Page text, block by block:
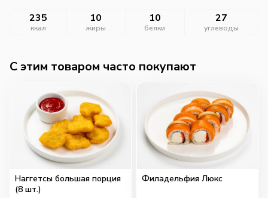
235
ккал
10
жиры
10
белки
27
углеводы
C этим товаром часто покупают
Наггетсы большая порция
(8 шт.)
Филадельфия Люкс